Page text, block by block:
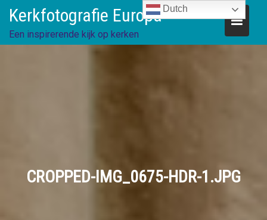
content
Kerkfotografie Europa
Een inspirerende kijk op kerken
CROPPED-IMG_0675-HDR-1.JPG
Dutch